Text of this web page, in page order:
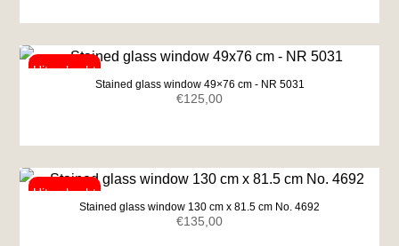
Stained glass window 49×76 cm - NR 5031
€125,00
Stained glass window 130 cm x 81.5 cm No. 4692
€135,00